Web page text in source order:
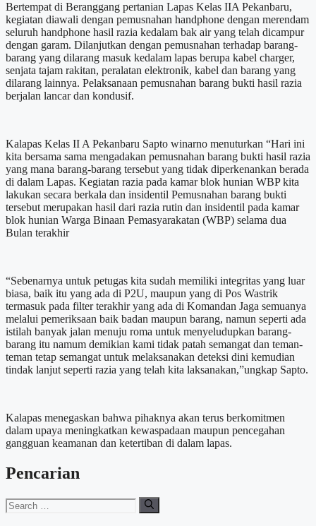
Bertempat di Beranggang pertanian Lapas Kelas IIA Pekanbaru,
kegiatan diawali dengan pemusnahan handphone dengan merendam
seluruh handphone hasil razia kedalam bak air yang telah dicampur
dengan garam. Dilanjutkan dengan pemusnahan terhadap barang-
barang yang dilarang masuk kedalam lapas berupa kabel charger,
senjata tajam rakitan, peralatan elektronik, kabel dan barang yang
dilarang lainnya. Pelaksanaan pemusnahan barang bukti hasil razia
berjalan lancar dan kondusif.
Kalapas Kelas II A Pekanbaru Sapto winarno menuturkan “Hari ini
kita bersama sama mengadakan pemusnahan barang bukti hasil razia
yang mana barang-barang tersebut yang tidak diperkenankan berada
di dalam Lapas. Kegiatan razia pada kamar blok hunian WBP kita
lakukan secara berkala dan insidentil Pemusnahan barang bukti
tersebut merupakan hasil dari razia rutin dan insidentil pada kamar
blok hunian Warga Binaan Pemasyarakatan (WBP) selama dua
Bulan terakhir
“Sebenarnya untuk petugas kita sudah memiliki integritas yang luar
biasa, baik itu yang ada di P2U, maupun yang di Pos Wastrik
termasuk pada filter terakhir yang ada di Komandan Jaga semuanya
melalui pemeriksaan baik badan maupun barang, namun seperti ada
istilah banyak jalan menuju roma untuk menyeludupkan barang-
barang itu namum demikian kami tidak patah semangat dan teman-
teman tetap semangat untuk melaksanakan deteksi dini kemudian
tindak lanjut seperti razia yang telah kita laksanakan,”ungkap Sapto.
Kalapas menegaskan bahwa pihaknya akan terus berkomitmen
dalam upaya meningkatkan kewaspadaan maupun pencegahan
gangguan keamanan dan ketertiban di dalam lapas.
Pencarian
Search
for: